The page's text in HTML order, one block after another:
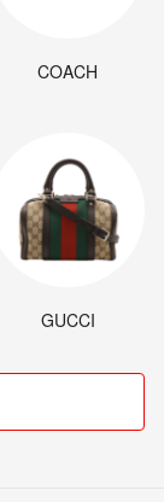
COACH
GUCCI